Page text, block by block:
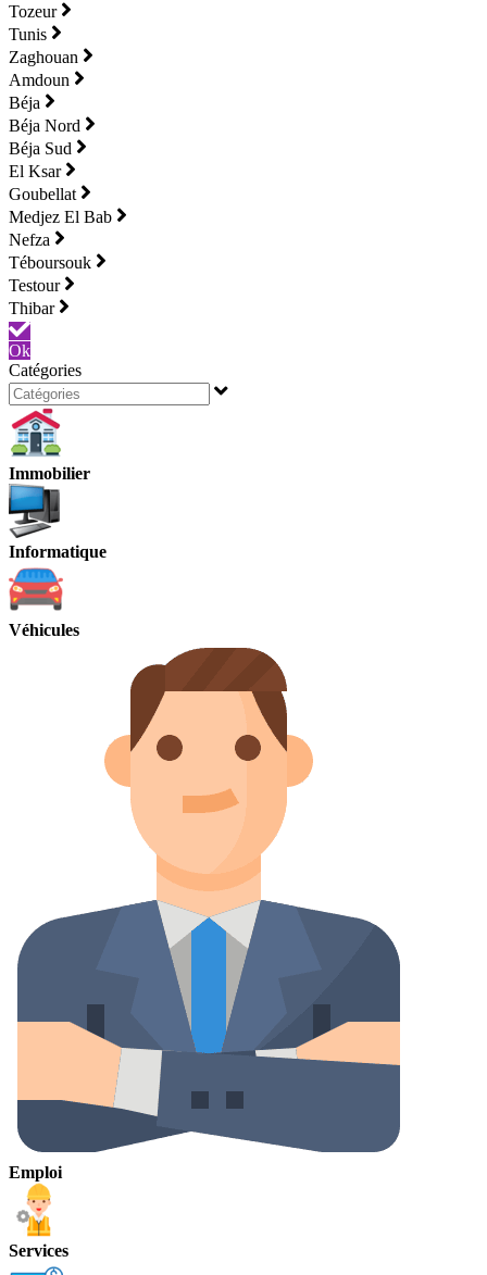
Tozeur
Tunis
Zaghouan
Amdoun
Béja
Béja Nord
Béja Sud
El Ksar
Goubellat
Medjez El Bab
Nefza
Téboursouk
Testour
Thibar
Ok
Catégories
Immobilier
Informatique
Véhicules
Emploi
Services